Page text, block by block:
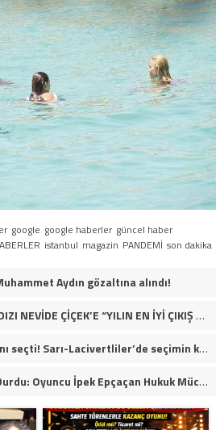
google google haberler güncel haber
istanbul magazin PANDEMİ son dakika
Aydın gözaltına alındı!
KANAL 7’NİN ZERHUN YILDIZI NEVİDE ÇİÇEK’E “YILIN EN İYİ ÇIKIŞ YAPAN KADIN OYUNCUSU” ÖDÜLÜ!
Fenerbahçe yeni başkanını seçti! Sarı-Lacivertliler’de seçimin kazananı Aziz Yıldırım oldu
Estetik Sonrası Kariyeri Durdu: Oyuncu İpek Epçaçan Hukuk Mücadelesi Veriyor